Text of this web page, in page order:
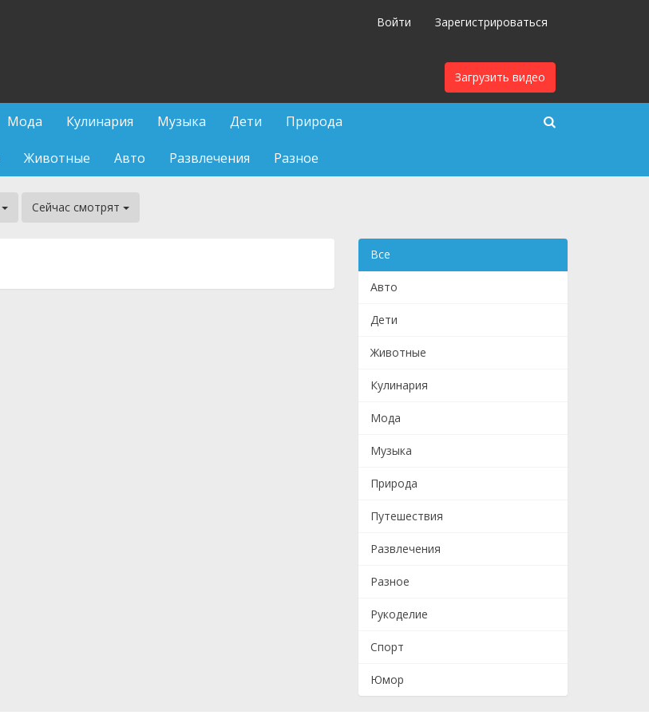
Войти Зарегистрироваться
Загрузить видео
Мода Кулинария Музыка Дети Природа
Животные Авто Развлечения Разное
Сейчас смотрят
Все
Авто
Дети
Животные
Кулинария
Мода
Музыка
Природа
Путешествия
Развлечения
Разное
Рукоделие
Спорт
Юмор